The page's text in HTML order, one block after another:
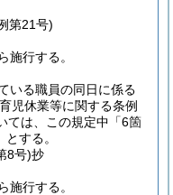
第21号)
施行する。
いる職員の同日に係る
児休業等に関する条例
ては、この規定中「6箇
する。
8号)抄
施行する。